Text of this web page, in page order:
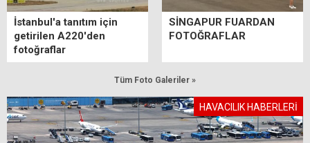
İstanbul'a tanıtım için
getirilen A220'den
fotoğraflar
SİNGAPUR FUARDAN
FOTOĞRAFLAR
Tüm Foto Galeriler »
HAVACILIK HABERLERİ